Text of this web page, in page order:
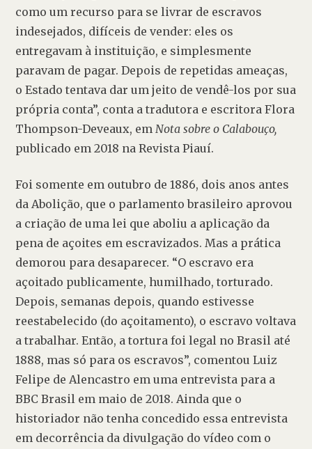
como um recurso para se livrar de escravos
indesejados, difíceis de vender: eles os
entregavam à instituição, e simplesmente
paravam de pagar. Depois de repetidas ameaças,
o Estado tentava dar um jeito de vendê-los por sua
própria conta”, conta a tradutora e escritora Flora
Thompson-Deveaux, em Nota sobre o Calabouço,
publicado em 2018 na Revista Piauí.
Foi somente em outubro de 1886, dois anos antes
da Abolição, que o parlamento brasileiro aprovou
a criação de uma lei que aboliu a aplicação da
pena de açoites em escravizados. Mas a prática
demorou para desaparecer. “O escravo era
açoitado publicamente, humilhado, torturado.
Depois, semanas depois, quando estivesse
reestabelecido (do açoitamento), o escravo voltava
a trabalhar. Então, a tortura foi legal no Brasil até
1888, mas só para os escravos”, comentou Luiz
Felipe de Alencastro em uma entrevista para a
BBC Brasil em maio de 2018. Ainda que o
historiador não tenha concedido essa entrevista
em decorrência da divulgação do vídeo com o